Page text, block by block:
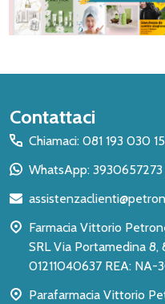
Inizio
del
piè
pagina
Contattaci
Chiamaci: 081 193 030 15
WhatsApp: 3930657273
Farmacia Vittorio
SRL Via Portamedina 8, 80134 - Napoli NA P.IVA:
01211040637 REA: NA-
Parafarmacia Vittorio